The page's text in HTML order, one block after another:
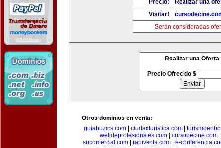
Precio:
Realizar una
Visitar!
Serán consideradas
Realizar una Oferta
Precio Ofrecido $
Otros dominios en venta:
guiabuzios.com| ciudadturistica.com|
webdeprofesionales.com| cursodecine.com
sucomercial.com
rapiventa.com
e-